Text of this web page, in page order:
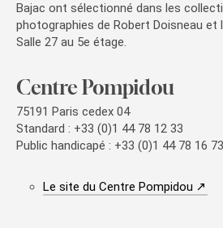
Bajac ont sélectionné dans les
photographies de Robert Doisneau
Salle 27 au 5e étage.
Centre Pompidou
75191 Paris cedex 04
Standard : +33 (0)1 44 78 12 33
Public handicapé : +33 (0)1 44 78 16 73
Le site du Centre Pompidou